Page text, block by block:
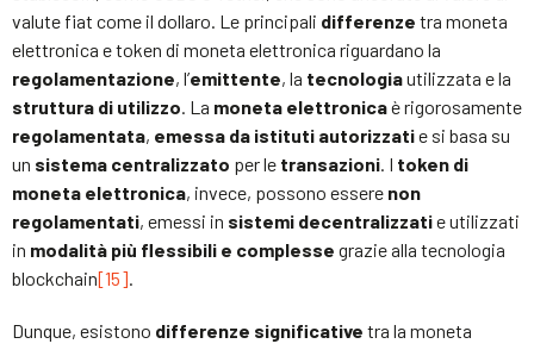
valute fiat come il dollaro. Le principali differenze tra moneta
elettronica e token di moneta elettronica riguardano la
regolamentazione, l’emittente, la tecnologiautilizzata e la
struttura di utilizzo. La moneta elettronicaè rigorosamente
regolamentata, emessa da istituti autorizzatie si basa su
un sistema centralizzato per le transazioni. I token di
moneta elettronica, invece, possono essere non
regolamentati, emessi in sistemi decentralizzatie utilizzati
in modalità più flessibili e complesse grazie alla tecnologia
blockchain[15].
Dunque, esistono differenze significative tra la moneta